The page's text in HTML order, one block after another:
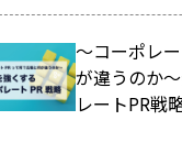
～コーポレ
が違うのか
レートPR戦